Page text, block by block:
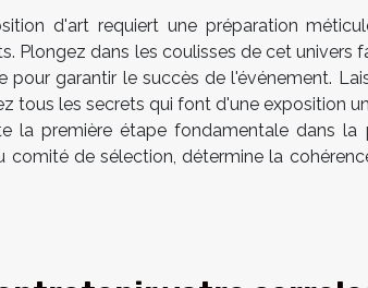
d'art requiert une préparation
Plongez dans les coulisses de cet univers
garantir le succès de l'événement.
tous les secrets qui font d'une exposition
première étape fondamentale dans la
de sélection, détermine la